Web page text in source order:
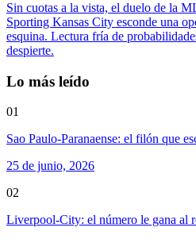
Sin cuotas a la vista, el duelo de la
Sporting Kansas City esconde una
esquina. Lectura fría de
despierte.
Lo más leído
01
Sao Paulo-Paranaense: el filón que
25 de junio, 2026
02
Liverpool-City: el número le gana al